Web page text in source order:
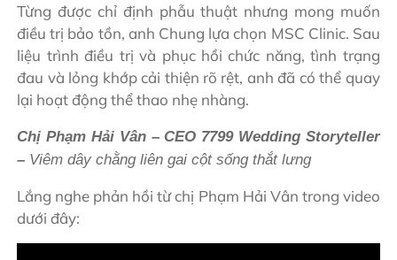
Từng được chỉ định phẫu thuật nhưng mong muốn
điều trị bảo tồn, anh Chung lựa chọn MSC Clinic. Sau
liệu trình điều trị và phục hồi chức năng, tình trạng
đau và lỏng khớp cải thiện rõ rệt, anh đã có thể quay
lại hoạt động thể thao nhẹ nhàng.
Chị Phạm Hải Vân – CEO 7799 Wedding Storyteller
– Viêm dây chằng liên gai cột sống thắt lưng
Lắng nghe phản hồi từ chị Phạm Hải Vân trong video
dưới đây: